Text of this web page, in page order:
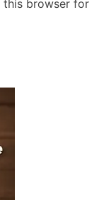
this browser for